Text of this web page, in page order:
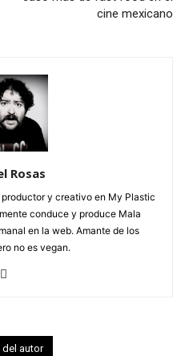
cine mexicano
Rosas
y creativo en My Plastic
conduce y produce Mala
en la web. Amante de los
no es vegan.
del autor